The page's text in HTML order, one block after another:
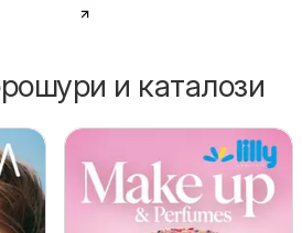
и каталози